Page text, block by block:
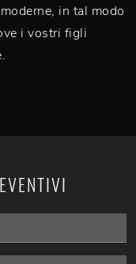
in tal modo
i vostri figli